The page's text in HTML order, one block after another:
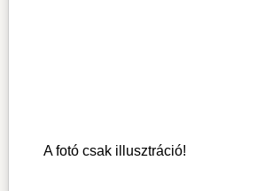
A fotó csak illusztráció!